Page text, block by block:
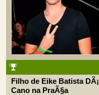
Filho de Eike Batista DÃ¡
Cano na PraÃ§a